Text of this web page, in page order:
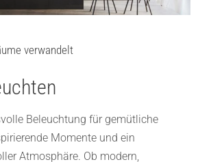
verwandelt
Beleuchtung für gemütliche
Momente und ein
Atmosphäre. Ob modern,